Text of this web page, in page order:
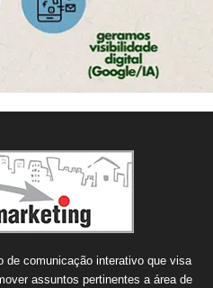
de comunicação interativo que visa
assuntos pertinentes a área de